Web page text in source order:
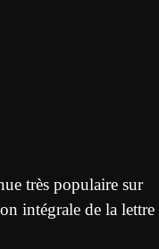
très populaire sur
intégrale de la lettre